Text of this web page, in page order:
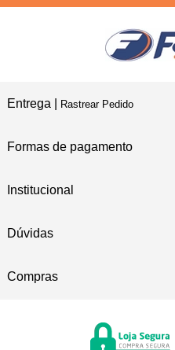
Entrega | Rastrear Pedido
Formas de pagamento
Institucional
Dúvidas
Compras